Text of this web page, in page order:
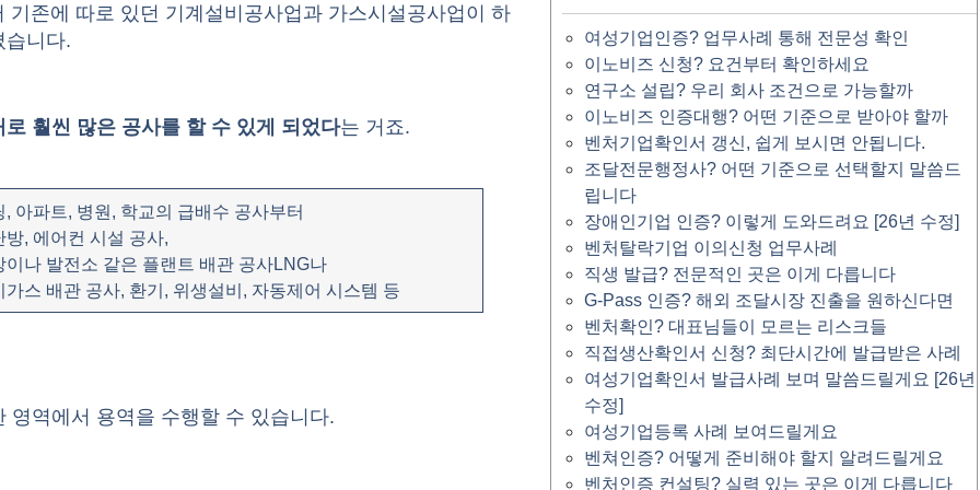
기존에 따로 있던 기계설비공사업과 가스시설공사업이 하
습니다.
로 훨씬 많은 공사를 할 수 있게 되었다는 거죠.
, 아파트, 병원, 학교의 급배수 공사부터
방, 에어컨 시설 공사,
이나 ​발전소 같은 플랜트 배관 공사​LNG나
가스 배관 공사, 환기, 위생설비, 자동제어 시스템 등
영역에서 용역을 수행할 수 있습니다.
여성기업인증? 업무사례 통해 전문성 확인
이노비즈 신청? 요건부터 확인하세요
연구소 설립? 우리 회사 조건으로 가능할까
이노비즈 인증대행? 어떤 기준으로 받아야 할까
벤처기업확인서 갱신, 쉽게 보시면 안됩니다.
조달전문행정사? 어떤 기준으로 선택할지 말씀드
립니다
장애인기업 인증? 이렇게 도와드려요 [26년 수정]
벤처탈락기업 이의신청 업무사례
직생 발급? 전문적인 곳은 이게 다릅니다
G-Pass 인증? 해외 조달시장 진출을 원하신다면
벤처확인? 대표님들이 모르는 리스크들
직접생산확인서 신청? 최단시간에 발급받은 사례
여성기업확인서 발급사례 보며 말씀드릴게요 [26년
수정]
여성기업등록 사례 보여드릴게요
벤쳐인증? 어떻게 준비해야 할지 알려드릴게요
벤처인증 컨설팅? 실력 있는 곳은 이게 다릅니다